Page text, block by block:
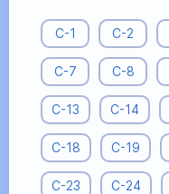
С-1 С-2
С-7 С-8
С-13 С-14
С-18 С-19
С-23 С-24